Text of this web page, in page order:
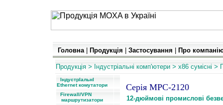
Головна| Продукція Застосування Про
Продукція > Індустріальні комп'ютери > x86 cумісні >
ІндустрІальнІ
Ethernet комутатори
Firewall/VPN
маршрутизатори
Серія MPC-2120
12-дюймові промислові